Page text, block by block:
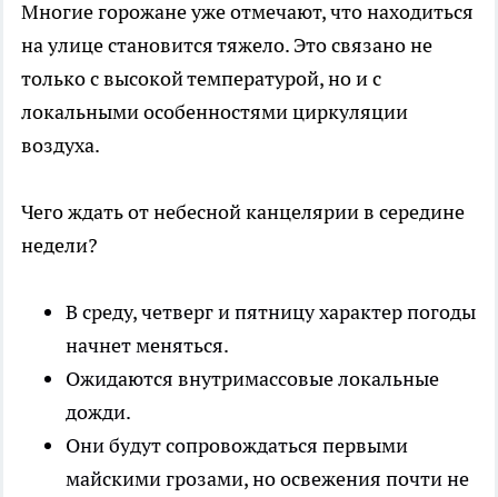
Многие горожане уже отмечают, что находиться
на улице становится тяжело. Это связано не
только с высокой температурой, но и с
локальными особенностями циркуляции
воздуха.
Чего ждать от небесной канцелярии в середине
недели?
В среду, четверг и пятницу характер погоды
начнет меняться.
Ожидаются внутримассовые локальные
дожди.
Они будут сопровождаться первыми
майскими грозами, но освежения почти не